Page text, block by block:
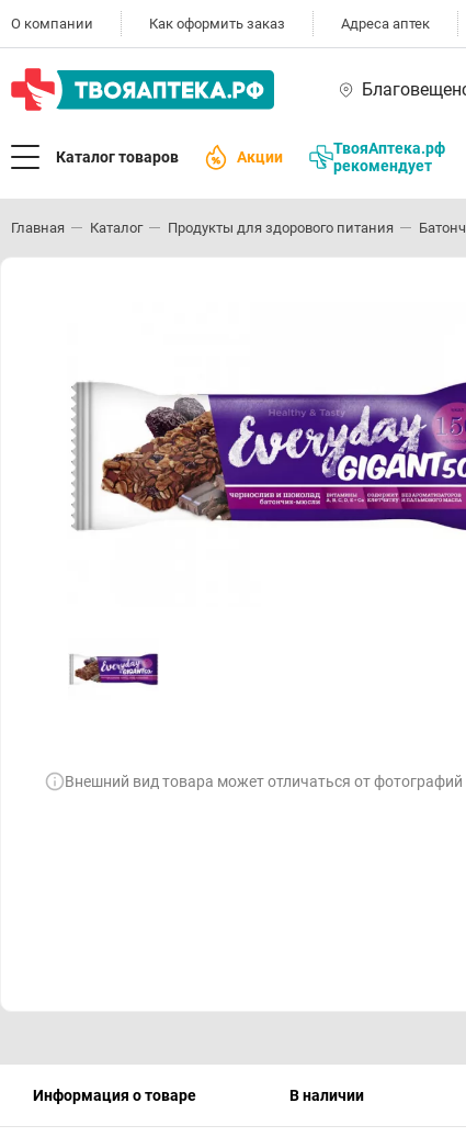
О компании Как оформить заказ Адреса аптек
Каталог товаров Акции
ТвояАптека.рф
рекомендует
Главная Каталог Продукты для здорового питания
Внешний вид товара может отличаться от фотографий
Информация о товаре В наличии